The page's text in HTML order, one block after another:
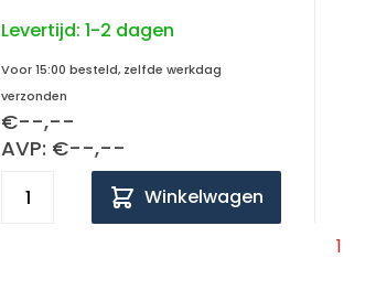
Levertijd: 1-2 dagen
Voor 15:00 besteld, zelfde werkdag
verzonden
€--,--
AVP: €--,--
Winkelwagen
1